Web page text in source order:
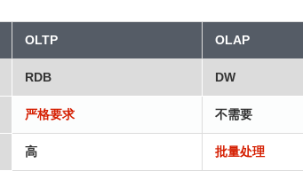
OLTP OLAP
RDB DW
严格要求 不需要
高 批量处理